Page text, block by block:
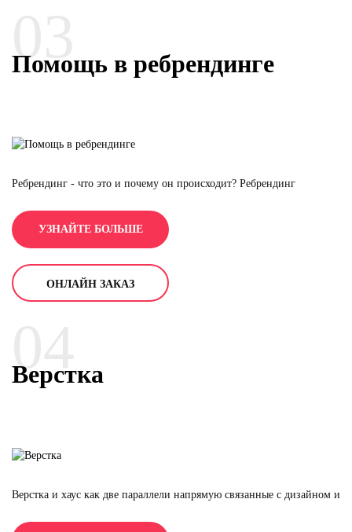
03
Помощь в ребрендинге
Ребрендинг - что это и почему он происходит? Ребрендинг
поглощение компании более крупным игроком рынка. В случае
слияния организаций или смены концепции компании с переходом
на другую аудиторию или посыл. Любая из этих ситуаций приводит
к ребрендингу компании (смены фирменного стиля). Ребрендинг -
это перевоплощение компании и всего внутреннего строя, начиная
с внутренней корпоративной этики, заканчивая месседжу клиенту.
брендмейкеры компании "META GIFTS".
УЗНАЙТЕ БОЛЬШЕ
ОНЛАЙН ЗАКАЗ
04
Верстка
Верстка и хаус как две параллели напрямую связанные с дизайном и
Если есть порядок в компании и каждый процесс разложен по